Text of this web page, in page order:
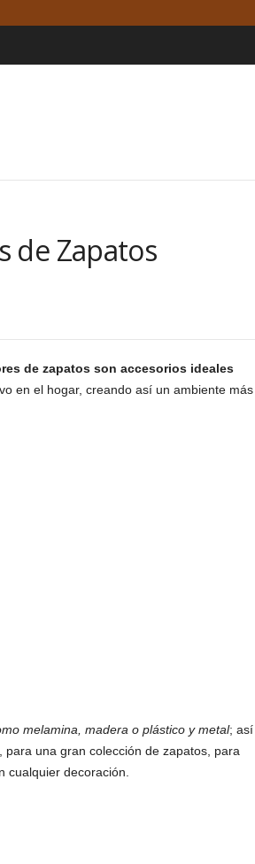
de Zapatos
de zapatos son accesorios ideales
en el hogar, creando así un ambiente más
melamina, madera o plástico y metal; así
una gran colección de zapatos, para
cualquier decoración.